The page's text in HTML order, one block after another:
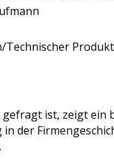
Technischer
ist, zeigt ein
der